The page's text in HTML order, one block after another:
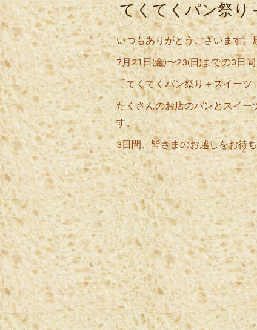
てくてくパン祭り
いつもありがとうございます。
7月21日(金)〜23(日)までの3日
「てくてくパン祭り＋スイー
たくさんのお店のパンとスイー
す。
3日間、皆さまのお越しをお待